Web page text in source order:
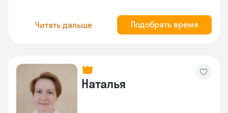
Читать дальше Подобрать время
Наталья